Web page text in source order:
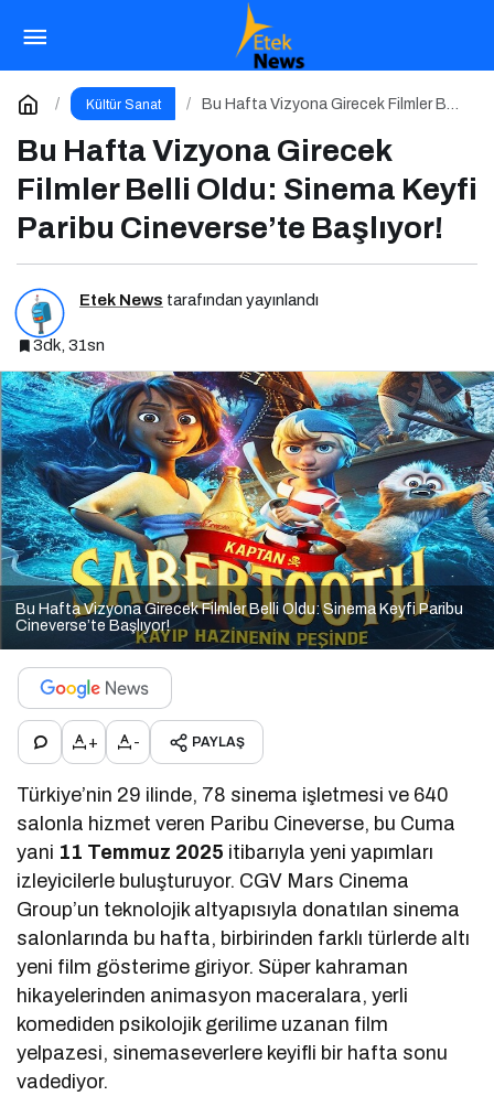
Kültür Sanat
Bu Hafta Vizyona Girecek Filmler Belli
Cineverse’te Başlıyor!
Bu Hafta Vizyona Girecek
Filmler Belli Oldu: Sinema Keyfi
Paribu Cineverse’te Başlıyor!
Etek News tarafından yayınlandı
3dk, 31sn
Bu Hafta Vizyona Girecek Filmler Belli Oldu: Sinema Keyfi Paribu
Cineverse’te Başlıyor!
+ - PAYLAŞ
Türkiye’nin 29 ilinde, 78 sinema işletmesi ve 640
salonla hizmet veren Paribu Cineverse, bu Cuma
yani 11 Temmuz 2025 itibarıyla yeni yapımları
izleyicilerle buluşturuyor. CGV Mars Cinema
Group’un teknolojik altyapısıyla donatılan sinema
salonlarında bu hafta, birbirinden farklı türlerde altı
yeni film gösterime giriyor. Süper kahraman
hikayelerinden animasyon maceralara, yerli
komediden psikolojik gerilime uzanan film
yelpazesi, sinemaseverlere keyifli bir hafta sonu
vadediyor.
Anne Çocuk Rehberi Yorum Yap